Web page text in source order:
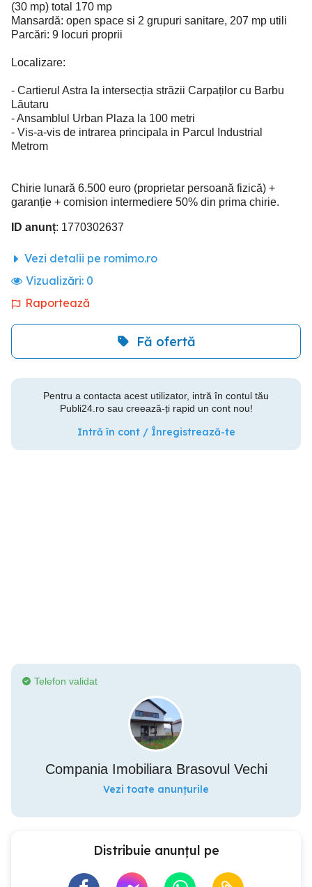
(30 mp) total 170 mp
Mansardă: open space si 2 grupuri sanitare, 207 mp utili
Parcări: 9 locuri proprii
Localizare:
- Cartierul Astra la intersecția străzii Carpaților cu Barbu
Lăutaru
- Ansamblul Urban Plaza la 100 metri
- Vis-a-vis de intrarea principala in Parcul Industrial
Metrom
Chirie lunară 6.500 euro (proprietar persoană fizică) +
garanție + comision intermediere 50% din prima chirie.
ID anunț: 1770302637
Vezi detalii pe romimo.ro
Vizualizări: 0
Raportează
Fă ofertă
Pentru a contacta acest utilizator, intră în contul tău
Publi24.ro sau creează-ți rapid un cont nou!
Intră în cont / Înregistrează-te
Telefon validat
Compania Imobiliara Brasovul Vechi
Vezi toate anunțurile
Distribuie anunțul pe